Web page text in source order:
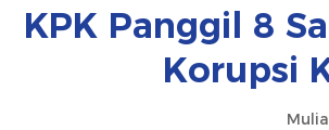
KPK Panggil 8
Korupsi